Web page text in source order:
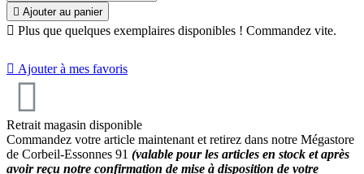
8/10(1 avis)
 Ajouter au panier
 Plus que quelques exemplaires disponibles ! Commandez vite.
 Ajouter à mes favoris
Retrait magasin disponible
Commandez votre article maintenant et retirez dans notre Mégastore
de Corbeil-Essonnes 91 (valable pour les articles en stock et après
avoir reçu notre confirmation de mise à disposition de votre